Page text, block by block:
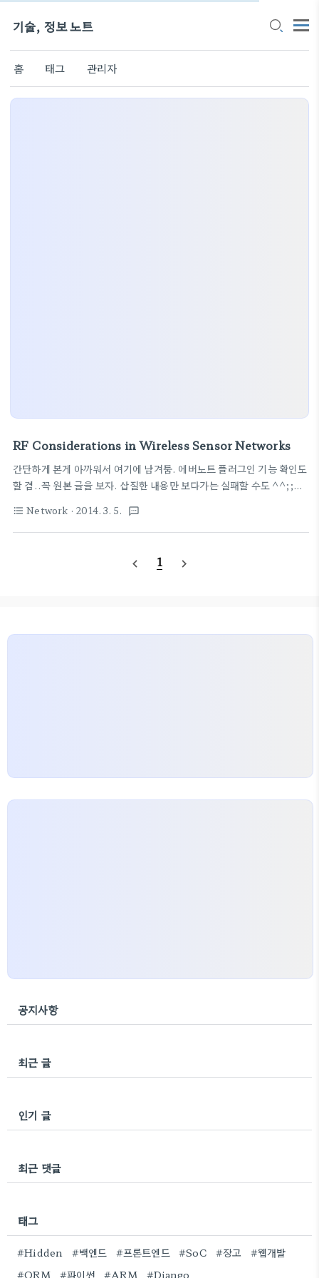
기술, 정보 노트
홈 태그 관리자
RF Considerations in Wireless Sensor Networks
간단하게 본게 아까워서 여기에 남겨둠. 에버노트 플러그인 기능 확인도
할 겸..꼭 원본 글을 보자. 삽질한 내용만 보다가는 실패할 수도 ^^;;살
글 : RF Considerations in Wireless Sensor Networks 아래내
용은 간단히 필요한 내용만 추려서 삽질~~ 전통적인 WSN은 센서,
따라서 파워소모량이 핵심적인 고려사항이다. 일반적으로 데이터 처리
format_list_bulleted Network · 2014. 3. 5. textsms
navigate_before 1 navigate_next
공지사항
최근 글
인기 글
최근 댓글
태그
#Hidden #백엔드 #프론트엔드 #SoC #장고
#웹개발
#ORM
#파이썬 #ARM #Django